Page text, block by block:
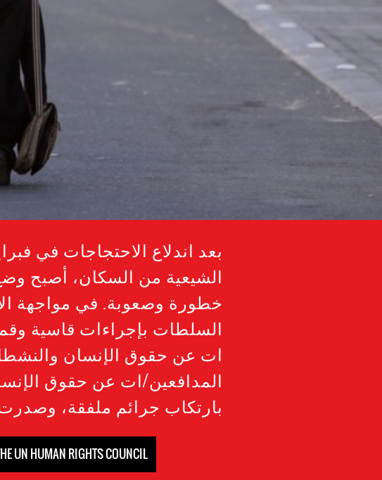
الشيعية من السكان، أصبح
خطورة وصعوبة. في مواجهة
السلطات بإجراءات قاسية
ات عن حقوق الإنسان
المدافعين/ات عن حقوق
بارتكاب جرائم ملفقة،
UN HUMAN RIGHTS COUNCIL